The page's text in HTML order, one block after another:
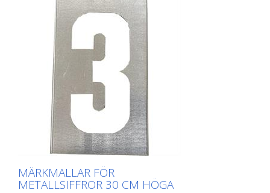
MÄRKMALLAR FÖR
METALLSIFFROR 30 CM HÖGA